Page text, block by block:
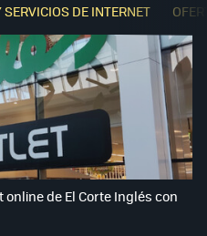
SERVICIOS DE INTERNET
de El Corte Inglés con